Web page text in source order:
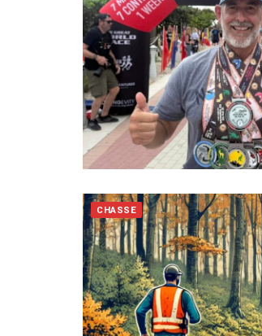
CHASSE